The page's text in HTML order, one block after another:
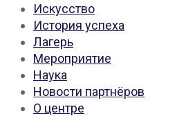
Искусство
История успеха
Лагерь
Мероприятие
Наука
Новости партнёров
О центре